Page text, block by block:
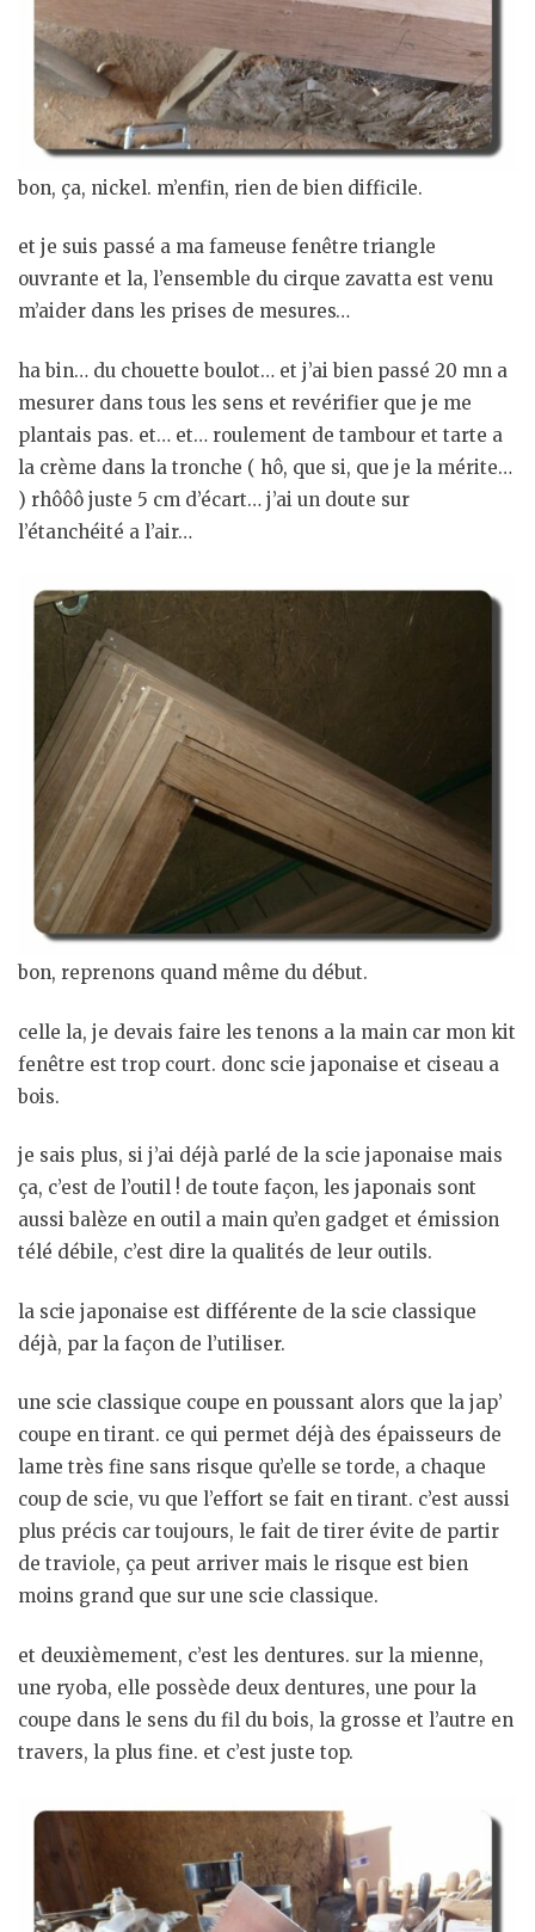
bon, ça, nickel. m’enfin, rien de bien difficile.
et je suis passé a ma fameuse fenêtre triangle
ouvrante et la, l’ensemble du cirque zavatta est venu
m’aider dans les prises de mesures…
ha bin… du chouette boulot… et j’ai bien passé 20 mn a
mesurer dans tous les sens et revérifier que je me
plantais pas. et… et… roulement de tambour et tarte a
la crème dans la tronche ( hô, que si, que je la mérite…
) rhôôô juste 5 cm d’écart… j’ai un doute sur
l’étanchéité a l’air…
bon, reprenons quand même du début.
celle la, je devais faire les tenons a la main car mon kit
fenêtre est trop court. donc scie japonaise et ciseau a
bois.
je sais plus, si j’ai déjà parlé de la scie japonaise mais
ça, c’est de l’outil ! de toute façon, les japonais sont
aussi balèze en outil a main qu’en gadget et émission
télé débile, c’est dire la qualités de leur outils.
la scie japonaise est différente de la scie classique
déjà, par la façon de l’utiliser.
une scie classique coupe en poussant alors que la jap’
coupe en tirant. ce qui permet déjà des épaisseurs de
lame très fine sans risque qu’elle se torde, a chaque
coup de scie, vu que l’effort se fait en tirant. c’est aussi
plus précis car toujours, le fait de tirer évite de partir
de traviole, ça peut arriver mais le risque est bien
moins grand que sur une scie classique.
et deuxièmement, c’est les dentures. sur la mienne,
une ryoba, elle possède deux dentures, une pour la
coupe dans le sens du fil du bois, la grosse et l’autre en
travers, la plus fine. et c’est juste top.